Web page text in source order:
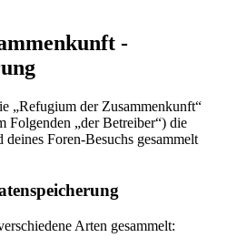
-
„Refugium der Zusammenkunft“
Folgenden „der Betreiber“) die
Foren-Besuchs gesammelt
Arten gesammelt: